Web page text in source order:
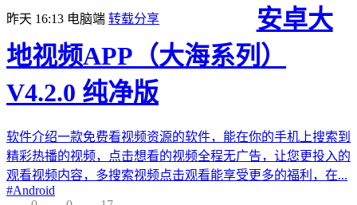
昨天 16:13 电脑端 转载分享
安卓大
地视频APP（大海系列）
V4.2.0 纯净版
软件介绍一款免费看视频资源的软件，能在你的手机上搜索到
精彩热播的视频，点击想看的视频全程无广告，让您更投入的
观看视频内容，多搜索视频点击观看能享受更多的福利，在...
#Android